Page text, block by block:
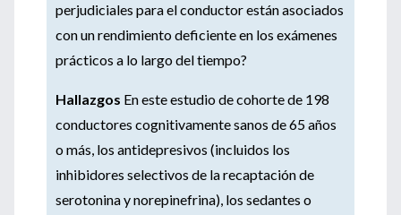
perjudiciales para el conductor están asociados
con un rendimiento deficiente en los exámenes
prácticos a lo largo del tiempo?
Hallazgos En este estudio de cohorte de 198
conductores cognitivamente sanos de 65 años
o más, los antidepresivos (incluidos los
inhibidores selectivos de la recaptación de
serotonina y norepinefrina), los sedantes o